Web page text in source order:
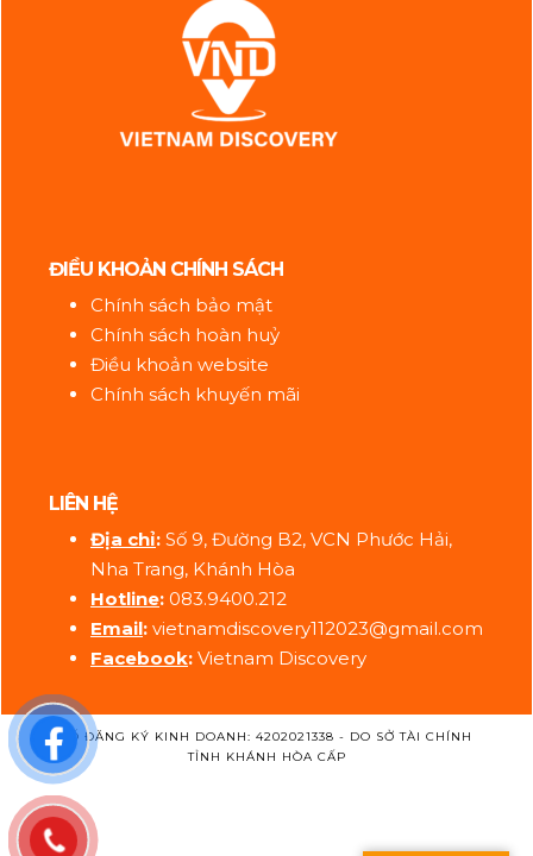
ĐIỀU KHOẢN CHÍNH SÁCH
Chính sách bảo mật
Chính sách hoàn huỷ
Điều khoản website
Chính sách khuyến mãi
LIÊN HỆ
Địa chỉ: Số 9, Đường B2, VCN Phước Hải,
Nha Trang, Khánh Hòa
Hotline: 083.9400.212
Email: vietnamdiscovery112023@gmail.com
Facebook: Vietnam Discovery
SỐ ĐĂNG KÝ KINH DOANH: 4202021338 - DO SỞ TÀI CHÍNH
TỈNH KHÁNH HÒA CẤP